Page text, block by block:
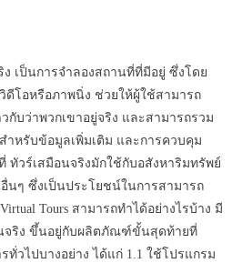
ง เป็นการจำลองสถานที่ที่มีอยู่ ซึ่งโดย
ดีโอหรือภาพนิ่ง ช่วยให้ผู้ใช้สามารถ
บว่าพวกเขาอยู่จริง และสามารถรวม
หรับข้อมูลเพิ่มเติม และการควบคุม
ทัวร์เสมือนจริงมักใช้กับอสังหาริมทรัพย์
นๆ ซึ่งเป็นประโยชน์ในการสามารถ
Tours สามารถทำได้อย่างไรบ้าง มี
จริง ขึ้นอยู่กับผลิตภัณฑ์ขั้นสุดท้ายที่
ทั่วไปบางอย่าง ได้แก่ 1.1 ใช้โปรแกรม